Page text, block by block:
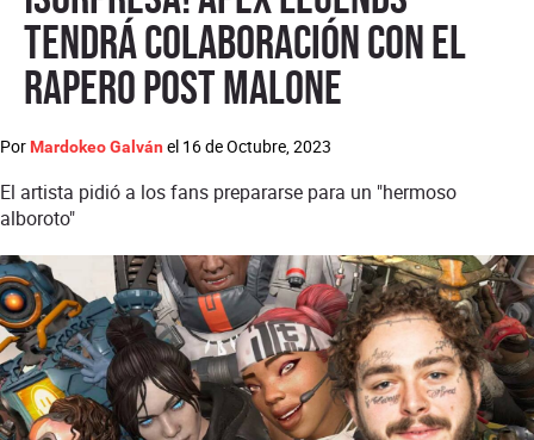
tendrá colaboración con el
rapero Post Malone
Por Mardokeo Galván el 16 de Octubre, 2023
El artista pidió a los fans prepararse para un "hermoso
alboroto"